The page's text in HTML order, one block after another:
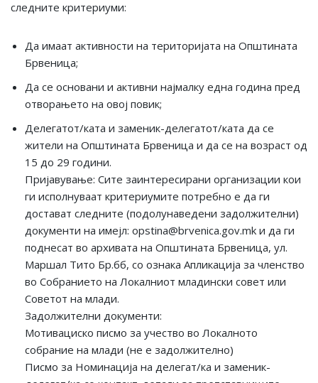
следните критериуми:
Да имаат активности на територијата на Општината
Брвеница;
Да се основани и активни најмалку една година пред
отворањето на овој повик;
Делегатот/ката и заменик-делегатот/ката да се
жители на Општината Брвеница и да се на возраст од
15 до 29 години.
Пријавување: Сите заинтересирани организации кои
ги исполнуваат критериумите потребно е да ги
достават следните (подолунаведени задолжителни)
документи на имејл: opstina@brvenica.gov.mk и да ги
поднесат во архивата на Општината Брвеница, ул.
Маршал Тито Бр.бб, со ознака Апликација за членство
во Собранието на Локалниот младински совет или
Советот на млади.
Задолжителни документи:
Мотивациско писмо за учество во Локалното
собрание на млади (не е задолжително)
Писмо за Номинација на делегат/ка и заменик-